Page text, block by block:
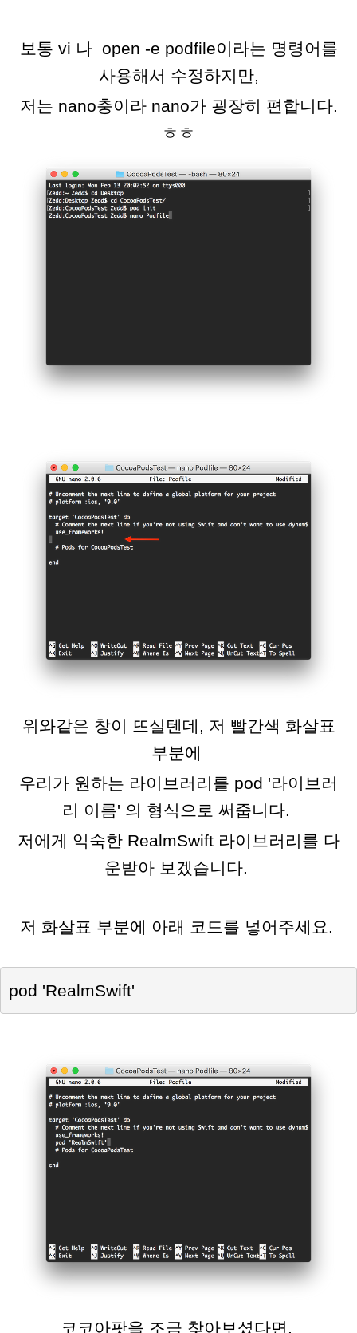
보통 vi 나 open -e podfile이라는 명령어를
사용해서 수정하지만,
저는 nano충이라 nano가 굉장히 편합니다.
ㅎㅎ
위와같은 창이 뜨실텐데, 저 빨간색 화살표
부분에
우리가 원하는 라이브러리를 pod '라이브러
리 이름' 의 형식으로 써줍니다.
저에게 익숙한 RealmSwift 라이브러리를 다
운받아 보겠습니다.
저 화살표 부분에 아래 코드를 넣어주세요.
pod 'RealmSwift'
코 코아팟을 조금 찾아보셨다면,